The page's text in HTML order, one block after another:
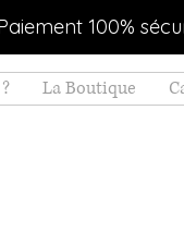
100%
La Boutique